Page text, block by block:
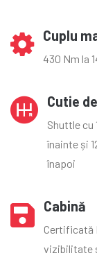
Cuplu
430 Nm la
Cutie
Shuttle cu
înainte și
înapoi
Cabină
Certificată
vizibilitate